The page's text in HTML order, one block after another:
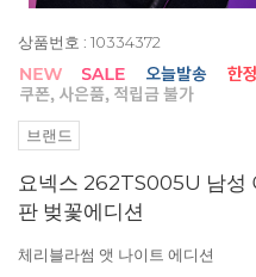
상품번호 : 10334372
브랜드
요넥스 262TS005U 남성
판 벚꽃에디션
체리블라썸 앳 나이트 에디션